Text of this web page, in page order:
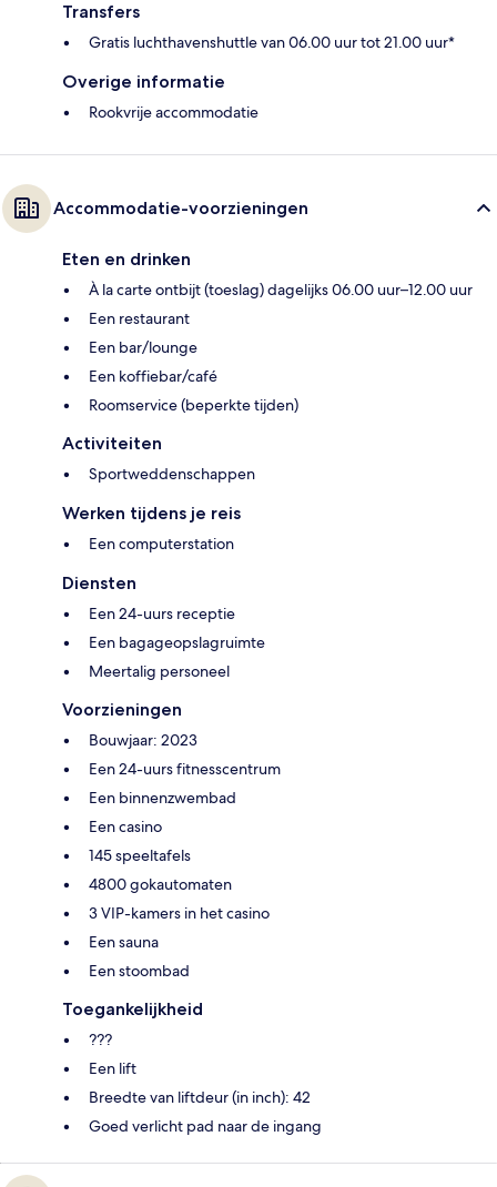
Transfers
Gratis luchthavenshuttle van 06.00 uur tot 21.00 uur*
Overige informatie
Rookvrije accommodatie
Accommodatie-voorzieningen
Eten en drinken
À la carte ontbijt (toeslag) dagelijks 06.00 uur–12.00 uur
Een restaurant
Een bar/lounge
Een koffiebar/café
Roomservice (beperkte tijden)
Activiteiten
Sportweddenschappen
Werken tijdens je reis
Een computerstation
Diensten
Een 24-uurs receptie
Een bagageopslagruimte
Meertalig personeel
Voorzieningen
Bouwjaar: 2023
Een 24-uurs fitnesscentrum
Een binnenzwembad
Een casino
145 speeltafels
4800 gokautomaten
3 VIP-kamers in het casino
Een sauna
Een stoombad
Toegankelijkheid
???
Een lift
Breedte van liftdeur (in inch): 42
Goed verlicht pad naar de ingang